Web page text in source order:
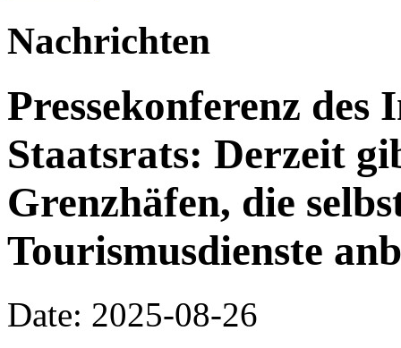
Nachrichten
Pressekonferenz des
Staatsrats: Derzeit
Grenzhäfen, die
Tourismusdienste
Date: 2025-08-26